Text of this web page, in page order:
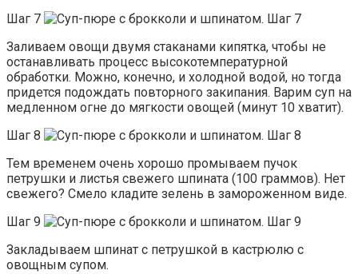
Шаг 7
Заливаем овощи двумя стаканами кипятка, чтобы не
останавливать процесс высокотемпературной
обработки. Можно, конечно, и холодной водой, но тогда
придется подождать повторного закипания. Варим суп на
медленном огне до мягкости овощей (минут 10 хватит).
Шаг 8
Тем временем очень хорошо промываем пучок
петрушки и листья свежего шпината (100 граммов). Нет
свежего? Смело кладите зелень в замороженном виде.
Шаг 9
Закладываем шпинат с петрушкой в кастрюлю с
овощным супом.